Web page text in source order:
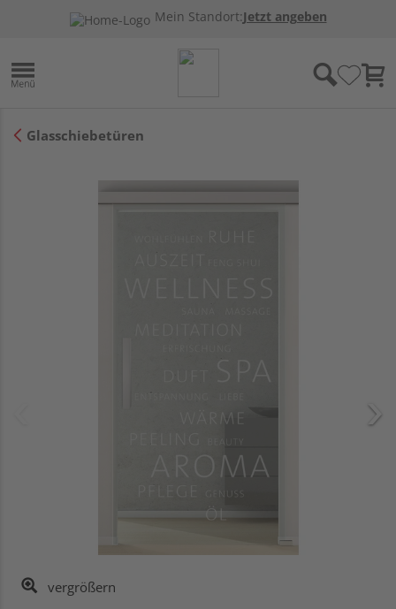
Mein Standort:Jetzt angeben
Glasschiebetüren
vergrößern